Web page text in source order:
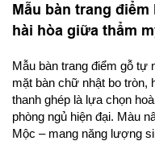
Mẫu bàn trang
hài hòa giữa thẩm
Mẫu bàn trang điểm gỗ tự
mặt bàn chữ nhật bo tròn,
thanh ghép là lựa chọn
phòng ngủ hiện đại. Màu
Mộc – mang năng lượng